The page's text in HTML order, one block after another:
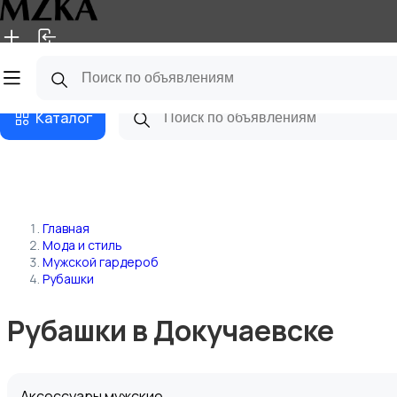
Главная Магазины
Каталог
Главная
Мода и стиль
Мужской гардероб
Рубашки
Рубашки в Докучаевске